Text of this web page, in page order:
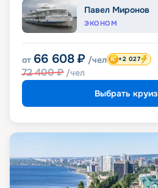
Павел Миронов
ЭКОНОМ
от 66 608 ₽ /чел
72 400₽ /чел
+2 027
Выбрать круиз